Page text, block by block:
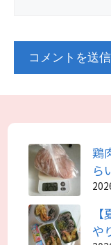
鶏
ら
や